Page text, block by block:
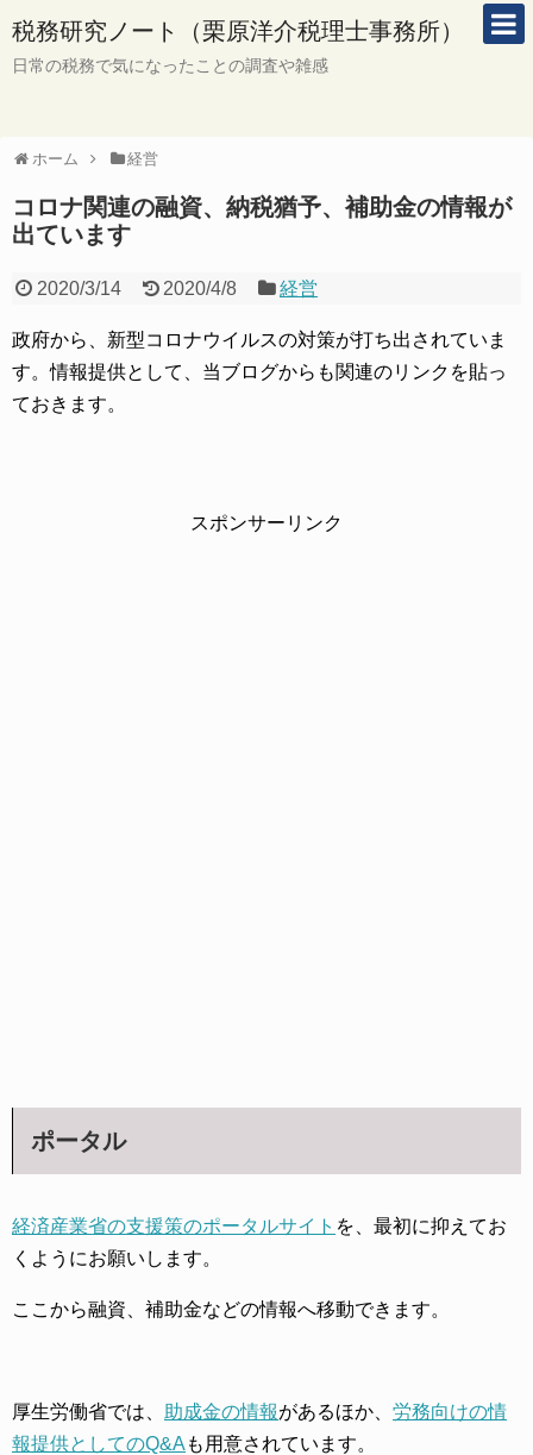
税務研究ノート（栗原洋介税理士事務所）
日常の税務で気になったことの調査や雑感
ホーム 経営
コロナ関連の融資、納税猶予、補助金の情報が
出ています
2020/3/14 2020/4/8 経営
政府から、新型コロナウイルスの対策が打ち出されていま
す。情報提供として、当ブログからも関連のリンクを貼っ
ておきます。
スポンサーリンク
ポータル
経済産業省の支援策のポータルサイト を、最初に抑えてお
くようにお願いします。
ここから融資、補助金などの情報へ移動できます。
厚生労働省では、 助成金の情報があるほか、 労務向けの情
報提供としてのQ&A も用意されています。